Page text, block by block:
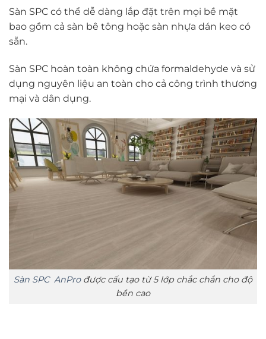
Sàn SPC có thể dễ dàng lắp đặt trên mọi bề mặt
bao gồm cả sàn bê tông hoặc sàn nhựa dán keo có
sẵn.
Sàn SPC hoàn toàn không chứa formaldehyde và sử
dụng nguyên liệu an toàn cho cả công trình thương
mại và dân dụng.
Sàn SPC AnProđược cấu tạo từ 5 lớp chắc chắn cho độ
bền cao